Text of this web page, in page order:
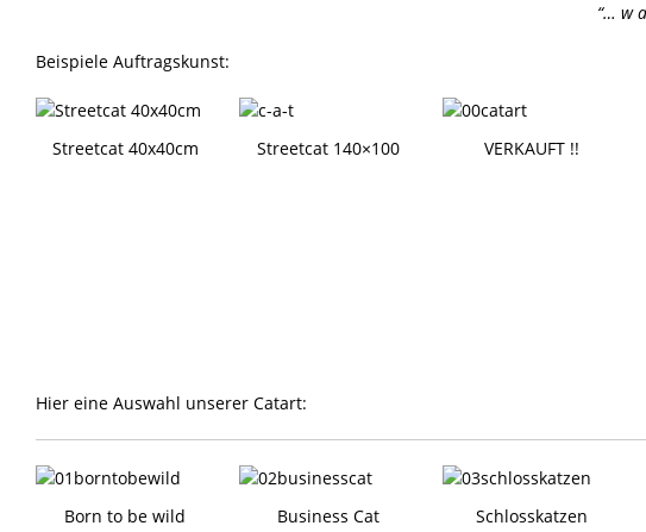
“… w
Beispiele Auftragskunst:
Streetcat 40x40cm Streetcat 140×100 VERKAUFT !!
Hier eine Auswahl unserer Catart:
Born to be wild Business Cat Schlosskatzen